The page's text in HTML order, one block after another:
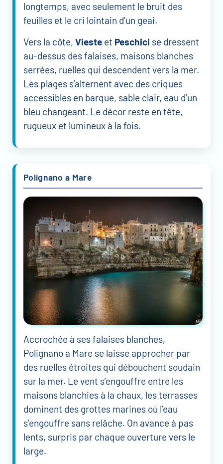
longtemps, avec seulement le bruit des
feuilles et le cri lointain d’un geai.
Vers la côte, Vieste et Peschici se dressent
au-dessus des falaises, maisons blanches
serrées, ruelles qui descendent vers la mer.
Les plages s’alternent avec des criques
accessibles en barque, sable clair, eau d’un
bleu changeant. Le décor reste en tête,
rugueux et lumineux à la fois.
Polignano a Mare
Accrochée à ses falaises blanches,
Polignano a Mare se laisse approcher par
des ruelles étroites qui débouchent soudain
sur la mer. Le vent s’engouffre entre les
maisons blanchies à la chaux, les terrasses
dominent des grottes marines où l’eau
s’engouffre sans relâche. On avance à pas
lents, surpris par chaque ouverture vers le
large.